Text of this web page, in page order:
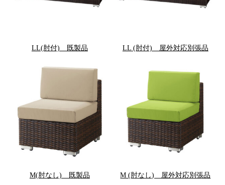
LL(肘付) 既製品 LL (肘付) 屋外対応別張品
M(肘なし) 既製品 M (肘なし) 屋外対応別張品